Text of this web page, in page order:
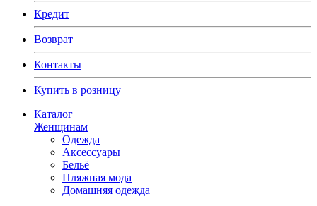
Кредит
Возврат
Контакты
Купить в розницу
Каталог
Женщинам
Одежда
Аксессуары
Бельё
Пляжная мода
Домашняя одежда